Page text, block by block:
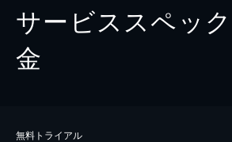
サービススペッ
金
無料トライアル